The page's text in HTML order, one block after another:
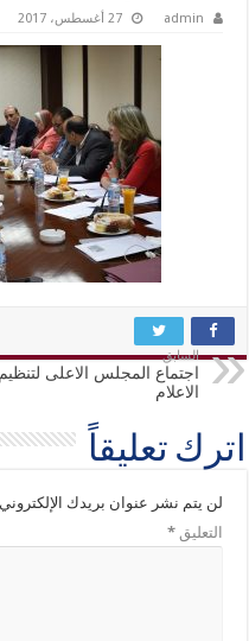
admin 27 أغسطس، 2017
السابق
اجتماع المجلس الاعلى لتنظيم
الاعلام
اترك تعليقاً
لن يتم نشر عنوان بريدك
التعليق*